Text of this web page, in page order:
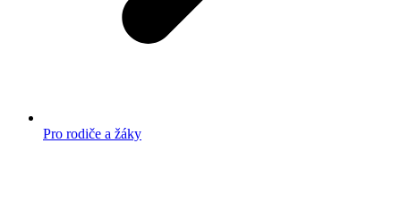
Pro rodiče a žáky